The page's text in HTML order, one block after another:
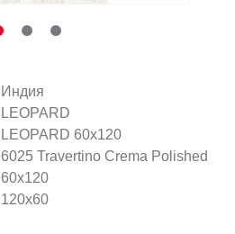
Индия
LEOPARD
LEOPARD 60x120
6025 Travertino Crema Polished
60x120
120x60